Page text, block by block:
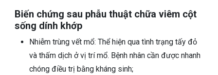
Biến chứng sau phẫu thuật chữa viêm cột
sống dính khớp
Nhiễm trùng vết mổ: Thể hiện qua tình trạng tấy đỏ
và thấm dịch ở vị trí mổ. Bệnh nhân cần được nhanh
chóng điều trị bằng kháng sinh;